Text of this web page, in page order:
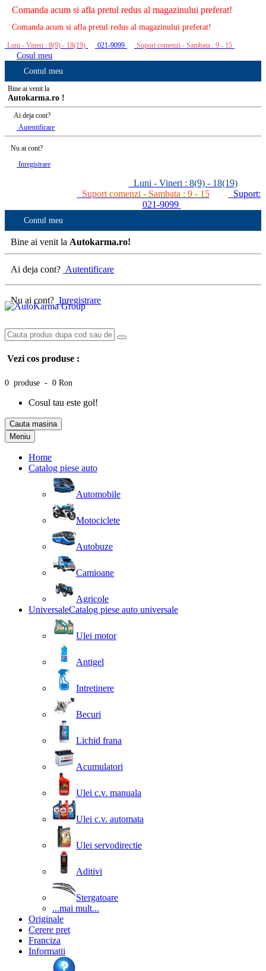
Comanda acum si afla pretul redus al magazinului preferat!
Comanda acum si afla pretul redus al magazinului preferat!
Luni - Vineri : 8(9) - 18(19) 021-9099 Suport comenzi - Sambata : 9 - 15
Cosul meu
Contul meu
Bine ai venit la
Autokarma.ro !
Ai deja cont?
Autentificare
Nu ai cont?
Inregistrare
Luni - Vineri : 8(9) - 18(19)
Suport comenzi - Sambata : 9 - 15
Suport:
021-9099
Contul meu
Bine ai venit la Autokarma.ro!
Ai deja cont? Autentificare
Nu ai cont? Inregistrare
Vezi cos produse :
0 produse - 0 Ron
Cosul tau este gol!
Cauta masina
Meniu
Home
Catalog piese auto
Automobile
Motociclete
Autobuze
Camioane
Agricole
UniversaleCatalog piese auto universale
Ulei motor
Antigel
Intretinere
Becuri
Lichid frana
Acumulatori
Ulei c.v. manuala
Ulei c.v. automata
Ulei servodirectie
Aditivi
Stergatoare
...mai mult...
Originale
Cerere pret
Franciza
Informatii